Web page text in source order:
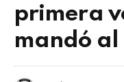
primera
mandó al